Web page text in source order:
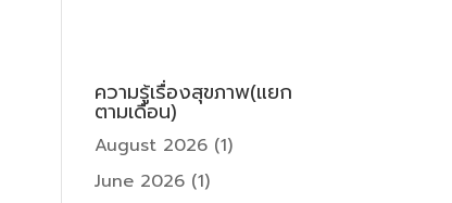
ความรู้เรื่องสุขภาพ(แยก
ตามเดือน)
August 2026 (1)
June 2026 (1)